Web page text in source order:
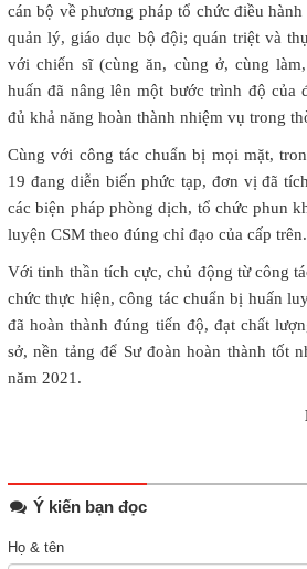
cán bộ về phương pháp tổ chức điều
quản lý, giáo dục bộ đội; quán triệt và
với chiến sĩ (cùng ăn, cùng ở, cùng
huấn đã nâng lên một bước trình độ của
đủ khả năng hoàn thành nhiệm vụ trong
Cùng với công tác chuẩn bị mọi mặt,
19 đang diễn biến phức tạp, đơn vị đã
các biện pháp phòng dịch, tổ chức phun
luyện CSM theo đúng chỉ đạo của cấp trên.
Với tinh thần tích cực, chủ động từ công
chức thực hiện, công tác chuẩn bị huấn
đã hoàn thành đúng tiến độ, đạt chất
sở, nền tảng để Sư đoàn hoàn thành tốt
năm 2021.
Ý kiến bạn đọc
Họ & tên